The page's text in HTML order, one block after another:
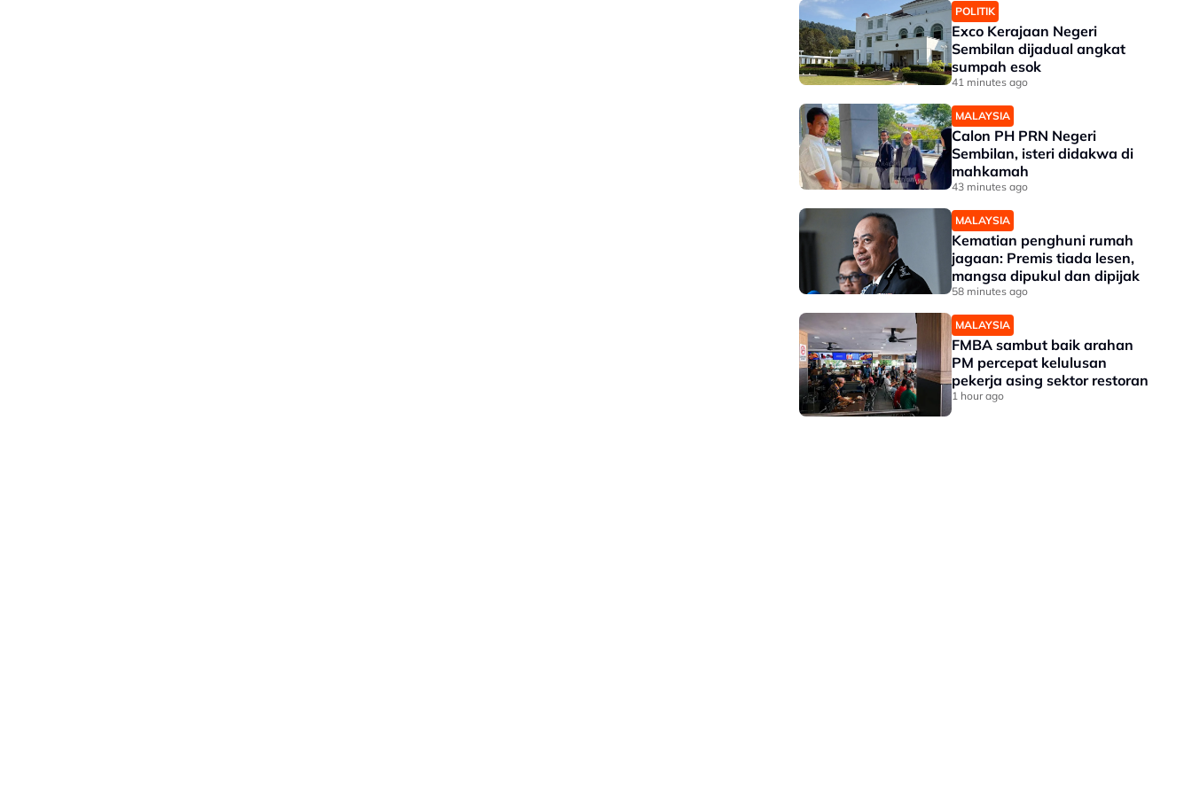
POLITIK
Exco Kerajaan Negeri
Sembilan dijadual angkat
sumpah esok
41 minutes ago
MALAYSIA
Calon PH PRN Negeri
Sembilan, isteri didakwa di
mahkamah
43 minutes ago
MALAYSIA
Kematian penghuni rumah
jagaan: Premis tiada lesen,
mangsa dipukul dan dipijak
58 minutes ago
MALAYSIA
FMBA sambut baik arahan
PM percepat kelulusan
pekerja asing sektor restoran
1 hour ago